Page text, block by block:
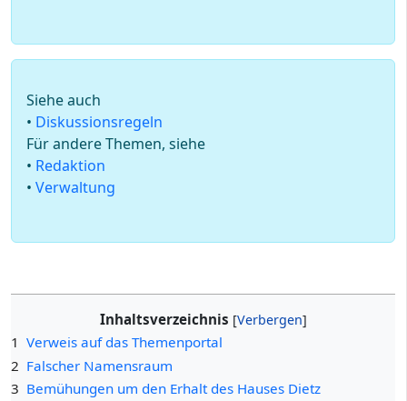
Siehe auch
• Diskussions­regeln
Für andere Themen, siehe
• Redaktion
• Verwaltung
Inhaltsverzeichnis
1 Verweis auf das Themenportal
2 Falscher Namensraum
3 Bemühungen um den Erhalt des Hauses Dietz